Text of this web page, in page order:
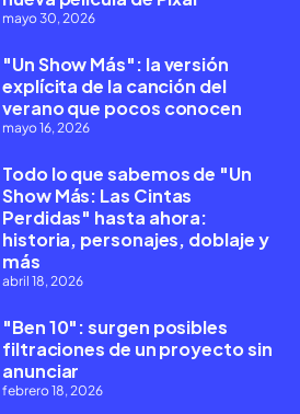
mayo 30, 2026
"Un Show Más": la versión
explícita de la canción del
verano que pocos conocen
mayo 16, 2026
Todo lo que sabemos de "Un
Show Más: Las Cintas
Perdidas" hasta ahora:
historia, personajes, doblaje y
más
abril 18, 2026
"Ben 10": surgen posibles
filtraciones de un proyecto sin
anunciar
febrero 18, 2026